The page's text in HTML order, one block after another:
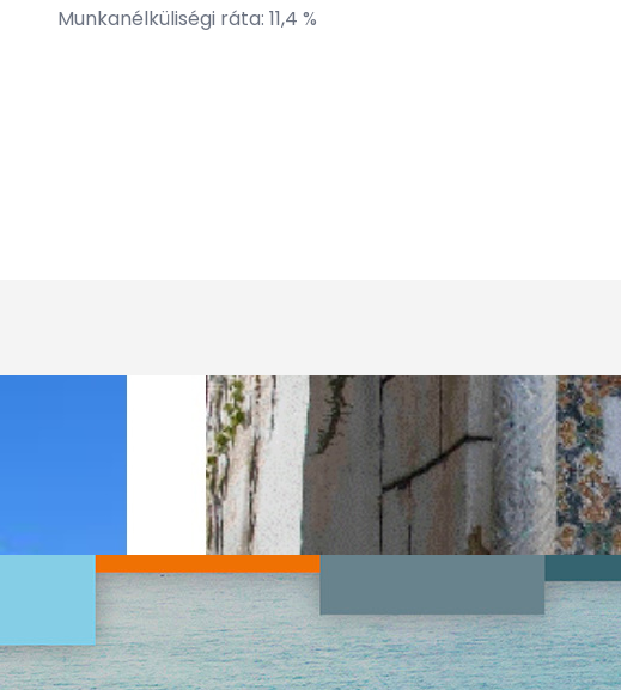
Munkanélküliségi ráta: 11,4 %